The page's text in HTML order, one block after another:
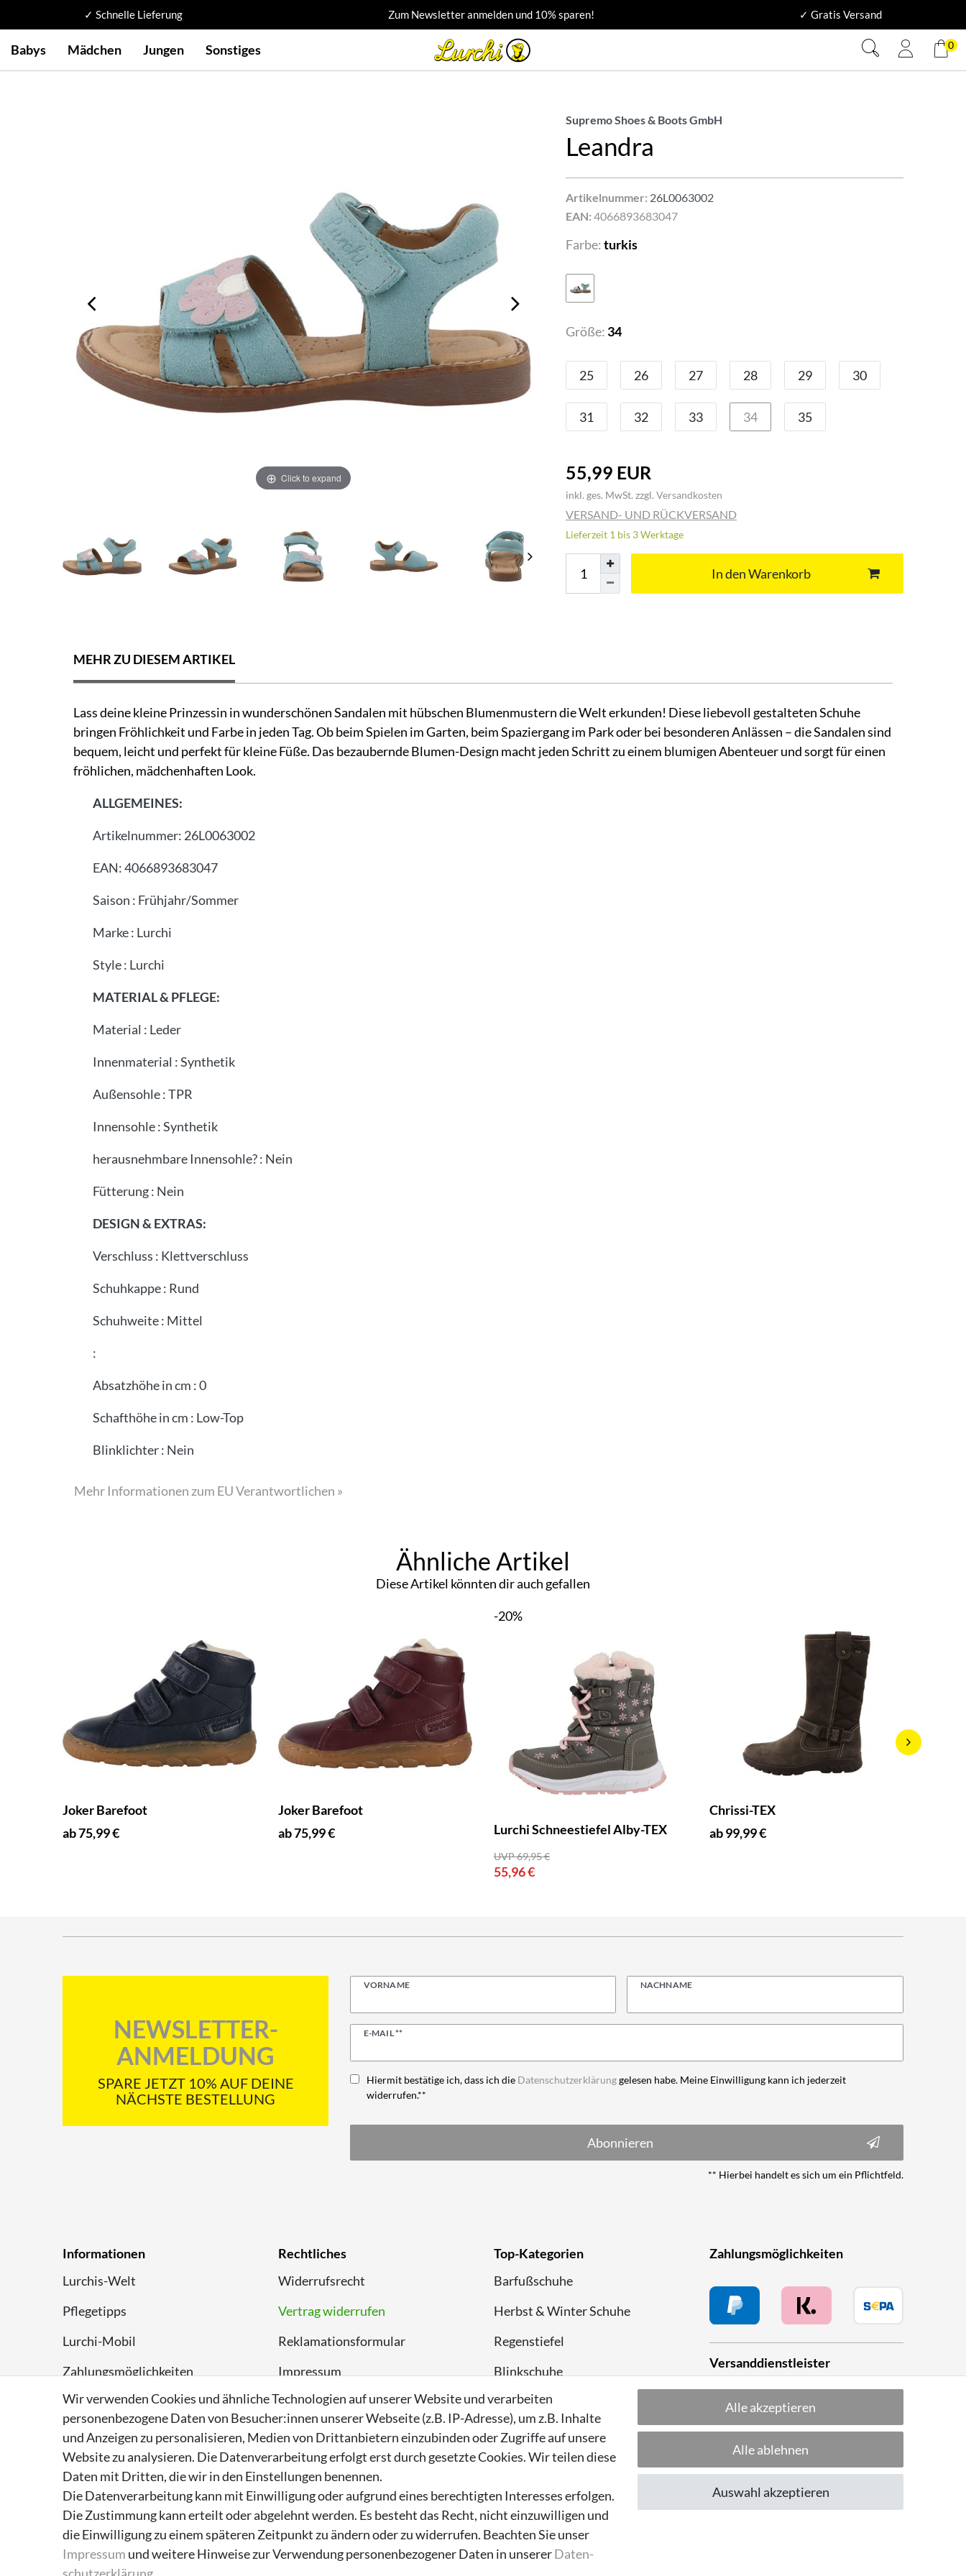
✓ Schnelle Lieferung Zum Newsletter anmelden und 10% sparen! ✓ Gratis Versand
Babys Mädchen Jungen Sonstiges 0
Click to expand
Supremo Shoes & Boots GmbH
Leandra
Artikelnummer: 26L0063002
EAN: 4066893683047
Farbe:turkis
Größe: 34
25 26 27 28 29 30
31 32 33 34 35
55,99 EUR
inkl. ges. MwSt. zzgl. Versandkosten
VERSAND- UND RÜCKVERSAND
Lieferzeit 1 bis 3 Werktage
In den Warenkorb
MEHR ZU DIESEM ARTIKEL
Lass deine kleine Prinzessin in wunderschönen Sandalen mit hübschen Blumenmustern die Welt erkunden! Diese liebevoll gestalteten Schuhe
bringen Fröhlichkeit und Farbe in jeden Tag. Ob beim Spielen im Garten, beim Spaziergang im Park oder bei besonderen Anlässen – die Sandalen sind
bequem, leicht und perfekt für kleine Füße. Das bezaubernde Blumen-Design macht jeden Schritt zu einem blumigen Abenteuer und sorgt für einen
fröhlichen, mädchenhaften Look.
ALLGEMEINES:
Artikelnummer: 26L0063002
EAN:4066893683047
Saison : Frühjahr/Sommer
Marke: Lurchi
Style: Lurchi
MATERIAL & PFLEGE:
Material : Leder
Innenmaterial :Synthetik
Außensohle:TPR
Innensohle:Synthetik
herausnehmbare Innensohle?: Nein
Fütterung: Nein
DESIGN & EXTRAS:
Verschluss : Klettverschluss
Schuhkappe: Rund
Schuhweite: Mittel
:
Absatzhöhe in cm :0
Schafthöhe in cm : Low-Top
Blinklichter: Nein
Mehr Informationen zum EU Verantwortlichen »
Ähnliche Artikel
Diese Artikel könnten dir auch gefallen
Joker Barefoot
ab 75,99 €
Joker Barefoot
ab 75,99 €
-20%
Lurchi Schneestiefel Alby-TEX
UVP 69,95 €
55,96 €
Chrissi-TEX
ab 99,99 €
NEWSLETTER-
ANMELDUNG
SPARE JETZT 10% AUF DEINE
NÄCHSTE BESTELLUNG
VORNAME NACHNAME
E-MAIL **
Newsletter
Hiermit bestätige ich, dass ich die Daten­schutz­erklärunggelesen habe. Meine Einwilligung kann ich jederzeit
widerrufen.**
Abonnieren
** Hierbei handelt es sich um ein Pflichtfeld.
Informationen
Lurchis-Welt
Pflegetipps
Lurchi-Mobil
Zahlungsmöglichkeiten
Versand
Rückversand
Entsorgungshinweise
Über Supremo Shoes
Rechtliches
Widerrufsrecht
Vertrag widerrufen
Reklamationsformular
Impressum
Datenschutzerklärung
Top-Kategorien
Barfußschuhe
Herbst & Winter Schuhe
Regenstiefel
Blinkschuhe
Schnneestiefel
Wasserdichte Kinderschuhe
Sneaker
Lauflernschuhe
Zahlungsmöglichkeiten
Versanddienstleister
Folge uns!
Wir verwenden Cookies und ähnliche Technologien auf unserer Website und verarbeiten
personenbezogene Daten von Besucher:innen unserer Webseite (z.B. IP-Adresse), um z.B. Inhalte
und Anzeigen zu personalisieren, Medien von Drittanbietern einzubinden oder Zugriffe auf unsere
Website zu analysieren. Die Datenverarbeitung erfolgt erst durch gesetzte Cookies. Wir teilen diese
Daten mit Dritten, die wir in den Einstellungen benennen.
Die Datenverarbeitung kann mit Einwilligung oder aufgrund eines berechtigten Interesses erfolgen.
Die Zustimmung kann erteilt oder abgelehnt werden. Es besteht das Recht, nicht einzuwilligen und
die Einwilligung zu einem späteren Zeitpunkt zu ändern oder zu widerrufen. Beachten Sie unser
Impressum und weitere Hinweise zur Verwendung personenbezogener Daten in unsererDaten­
Alle akzeptieren
Alle ablehnen
Auswahl akzeptieren